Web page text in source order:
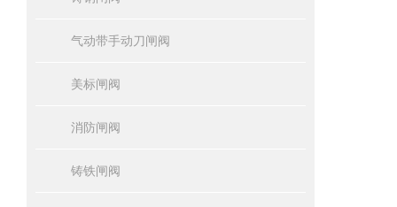
气动带手动刀闸阀
美标闸阀
消防闸阀
铸铁闸阀